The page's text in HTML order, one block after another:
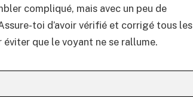
compliqué, mais avec un peu de
toi d’avoir vérifié et corrigé tous les
que le voyant ne se rallume.